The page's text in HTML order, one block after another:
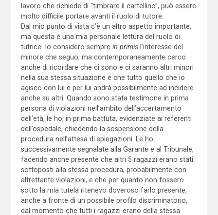
lavoro che richiede di “timbrare il cartellino”, può essere
molto difficile portare avanti il ruolo di tutore.
Dal mio punto di vista c’è un altro aspetto importante,
ma questa è una mia personale lettura del ruolo di
tutrice. Io considero sempre in primisl’interesse del
minore che seguo, ma contemporaneamente cerco
anche di ricordare che ci sono e ci saranno altri minori
nella sua stessa situazione e che tutto quello che io
agisco con lui e per lui andrà possibilmente ad incidere
anche su altri. Quando sono stata testimone in prima
persona di violazioni nell’ambito dell’accertamento
dell’età, le ho, in prima battuta, evidenziate ai referenti
dell’ospedale, chiedendo la sospensione della
procedura nell’attesa di spiegazioni. Le ho
successivamente segnalate alla Garante e al Tribunale,
facendo anche presente che altri 5 ragazzi erano stati
sottoposti alla stessa procedura, probabilmente con
altrettante violazioni, e che per quanto non fossero
sotto la mia tutela ritenevo doveroso farlo presente,
anche a fronte di un possibile profilo discriminatorio,
dal momento che tutti i ragazzi erano della stessa